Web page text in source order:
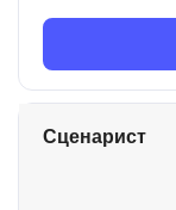
Сценарист